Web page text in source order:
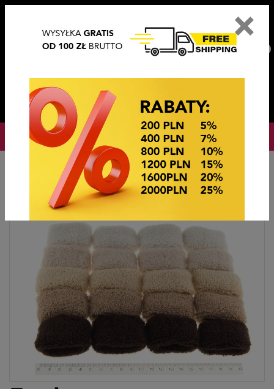
OKAZJE CENOWE! OKAZJE CENOWE!
Strona główna Ozdoby do włosów Gumki frotki
×